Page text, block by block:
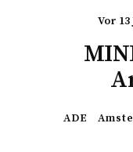
vor
ADE